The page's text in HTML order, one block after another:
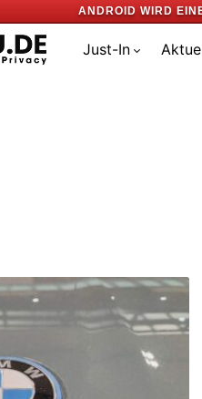
ANDROID WIRD
Just-In